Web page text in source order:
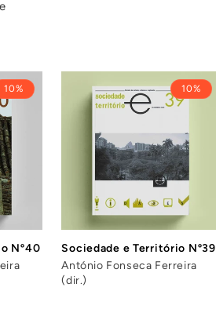
10%
Nº40
10%
Sociedade e Território Nº39
António Fonseca Ferreira
(dir.)